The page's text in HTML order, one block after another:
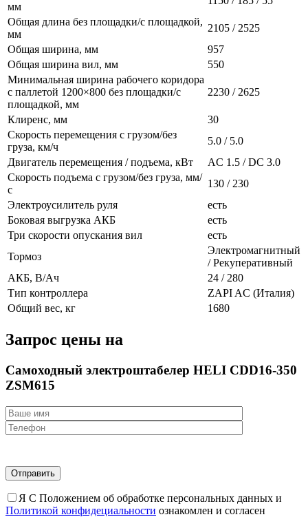
мм
Общая длина без площадки/с площадкой,
мм
2105 / 2525
Общая ширина, мм
957
Общая ширина вил, мм
550
Минимальная ширина рабочего коридора
с паллетой 1200×800 без площадки/с
площадкой, мм
2230 / 2625
Клиренс, мм
30
Скорость перемещения с грузом/без
груза, км/ч
5.0 / 5.0
Двигатель перемещения / подъема, кВт
AC 1.5 / DC 3.0
Скорость подъема с грузом/без груза, мм/
с
130 / 230
Электроусилитель руля
есть
Боковая выгрузка АКБ
есть
Три скорости опускания вил
есть
Тормоз
Электромагнитный
/ Рекуперативный
АКБ, В/Ач
24 / 280
Тип контроллера
ZAPI AC (Италия)
Общий вес, кг
1680
Запрос цены на
Самоходный электроштабелер HELI CDD16-350
ZSM615
Я С Положением об обработке персональных данных и
Политикой конфидециальности ознакомлен и согласен